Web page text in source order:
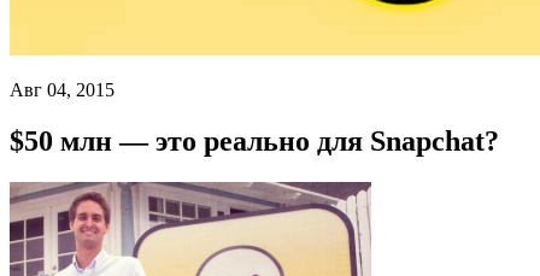
Авг 04, 2015
$50 млн — это реально для Snapchat?